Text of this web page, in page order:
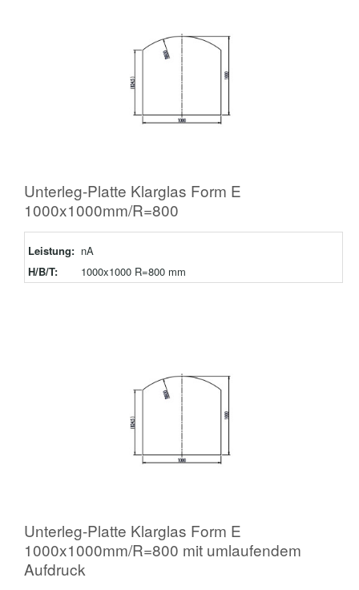
Unterleg-Platte Klarglas Form E
1000x1000mm/R=800
Leistung: nA
H/B/T:
1000x1000 R=800 mm
Unterleg-Platte Klarglas Form E
1000x1000mm/R=800 mit umlaufendem
Aufdruck